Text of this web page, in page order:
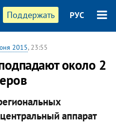
Поддержать РУС
2015, 23:55
около 2
аппарат